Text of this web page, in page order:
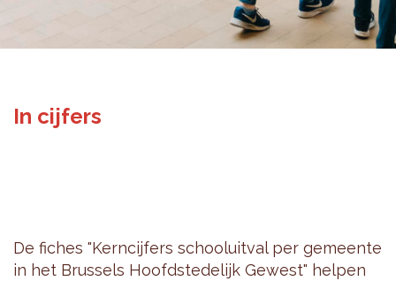
In cijfers
De fi­ches "Kern­cij­fers school­uit­val per ge­meen­te
in het Brus­sels Hoofd­ste­de­lijk Ge­west" hel­pen